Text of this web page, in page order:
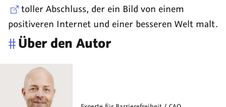
toller Abschluss, der ein Bild von einem
positiveren Internet und einer besseren Welt malt.
#Über den Autor